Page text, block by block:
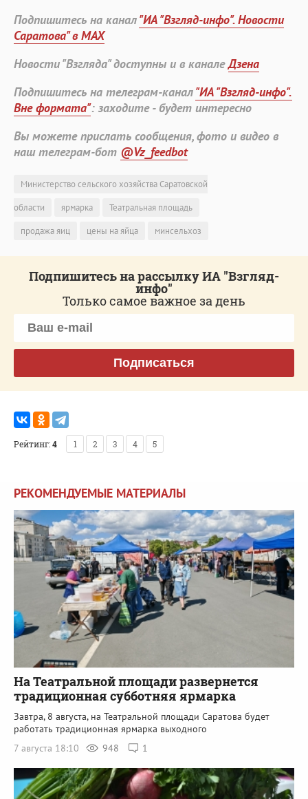
Подпишитесь на канал"ИА "Взгляд-инфо". Новости
Саратова" в MAX
Новости "Взгляда" доступны и в каналеДзена
Подпишитесь на телеграм-канал"ИА "Взгляд-инфо".
Вне формата": заходите - будет интересно
Вы можете прислать сообщения, фото и видео в
наш телеграм-бот @Vz_feedbot
Министерство сельского хозяйства Саратовской
области
ярмарка
Театральная площадь
продажа яиц
цены на яйца минсельхоз
Подпишитесь на рассылку ИА "Взгляд-
инфо"
Только самое важное за день
Подписаться
Рейтинг:4 1 2 3 4 5
РЕКОМЕНДУЕМЫЕ МАТЕРИАЛЫ
На Театральной площади развернется
традиционная субботняя ярмарка
Завтра, 8 августа, на Театральной площади Саратова будет
работать традиционная ярмарка выходного
7 августа 18:10
948 1